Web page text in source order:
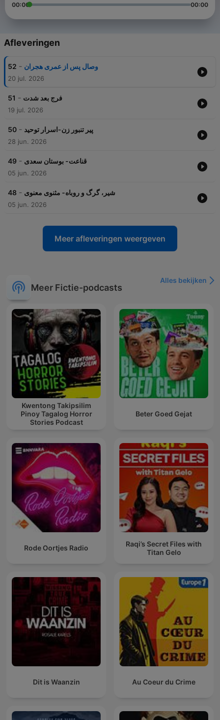
00:00 00:00
Afleveringen
52 - وصال پس از عمری هجران
20 jul. 2026
51 - فرج بعد شدت
19 jul. 2026
50 - پیر تنبور زن-اسرار توحید
28 jun. 2026
49 - قناعت- بوستان سعدی
05 jun. 2026
48 - شیر، گرگ و روباه- مثنوی معنوی
05 jun. 2026
Meer afleveringen weergeven
Meer Fictie-podcasts
Alles bekijken
Kwentong Takipsilim
Pinoy Tagalog Horror
Stories Podcast
Beter Goed Gejat
Rode Oortjes Radio
Raqi’s Secret Files with
Titan Gelo
Dit is Waanzin Au Coeur du Crime